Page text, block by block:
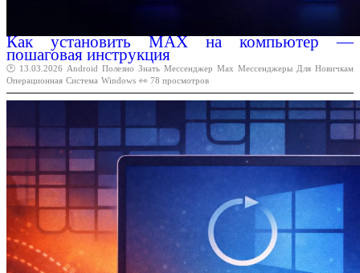
Как установить MAX на компьютер —
пошаговая инструкция
🕑 13.03.2026 Android Полезно Знать Мессенджер Max Мессенджеры Для Новичкам
Операционная Система Windows 👀 78 просмотров